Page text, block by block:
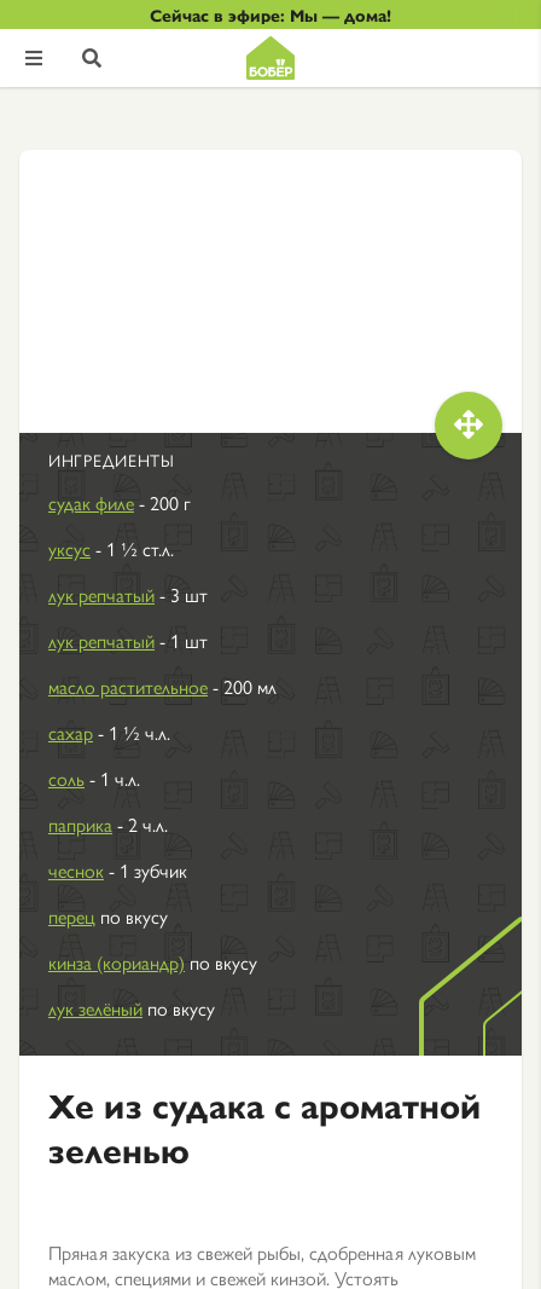
Сейчас в эфире: Мы — дома!
 

ИНГРЕДИЕНТЫ
судак филе- 200 г
уксус- 1 ½ ст.л.
лук репчатый- 3 шт
лук репчатый- 1 шт
масло растительное- 200 мл
сахар- 1 ½ ч.л.
соль- 1 ч.л.
паприка- 2 ч.л.
чеснок- 1 зубчик
перец по вкусу
кинза (кориандр) по вкусу
лук зелёный по вкусу
Хе из судака с ароматной
зеленью
Пряная закуска из свежей рыбы, сдобренная луковым
маслом, специями и свежей кинзой. Устоять